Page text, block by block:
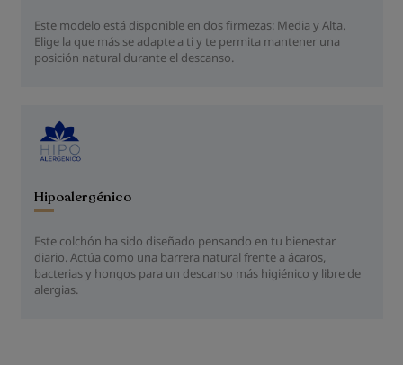
Este modelo está disponible en dos firmezas: Media y Alta.
Elige la que más se adapte a ti y te permita mantener una
posición natural durante el descanso.
Hipoalergénico
Este colchón ha sido diseñado pensando en tu bienestar
diario. Actúa como una barrera natural frente a ácaros,
bacterias y hongos para un descanso más higiénico y libre de
alergias.